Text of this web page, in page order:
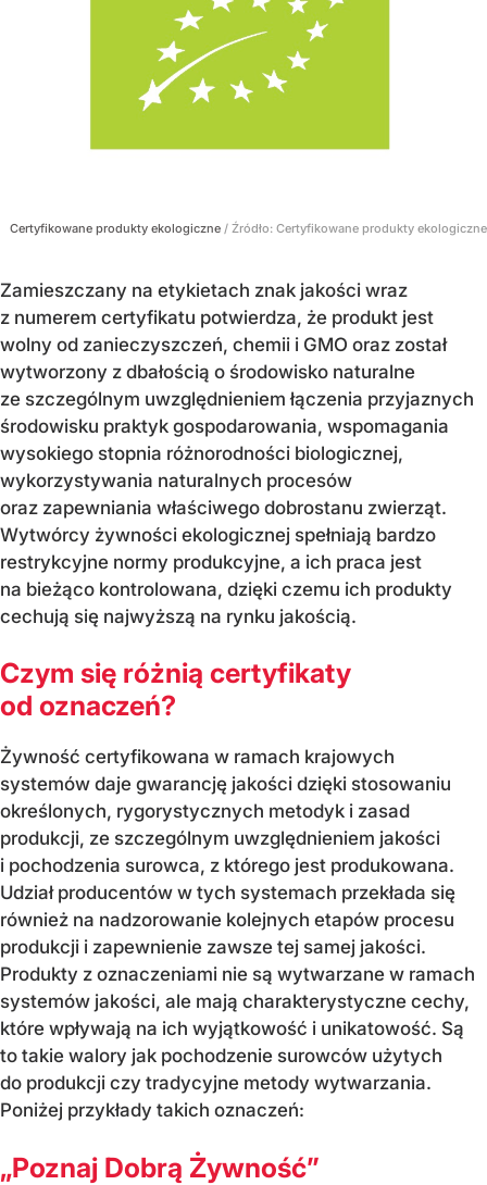
Certyfikowane produkty ekologiczne / Źródło: Certyfikowane produkty ekologiczne
Zamieszczany na etykietach znak jakości wraz
z numerem certyfikatu potwierdza, że produkt jest
wolny od zanieczyszczeń, chemii i GMO oraz został
wytworzony z dbałością o środowisko naturalne
ze szczególnym uwzględnieniem łączenia przyjaznych
środowisku praktyk gospodarowania, wspomagania
wysokiego stopnia różnorodności biologicznej,
wykorzystywania naturalnych procesów
oraz zapewniania właściwego dobrostanu zwierząt.
Wytwórcy żywności ekologicznej spełniają bardzo
restrykcyjne normy produkcyjne, a ich praca jest
na bieżąco kontrolowana, dzięki czemu ich produkty
cechują się najwyższą na rynku jakością.
Czym się różnią certyfikaty
od oznaczeń?
Żywność certyfikowana w ramach krajowych
systemów daje gwarancję jakości dzięki stosowaniu
określonych, rygorystycznych metodyk i zasad
produkcji, ze szczególnym uwzględnieniem jakości
i pochodzenia surowca, z którego jest produkowana.
Udział producentów w tych systemach przekłada się
również na nadzorowanie kolejnych etapów procesu
produkcji i zapewnienie zawsze tej samej jakości.
Produkty z oznaczeniami nie są wytwarzane w ramach
systemów jakości, ale mają charakterystyczne cechy,
które wpływają na ich wyjątkowość i unikatowość. Są
to takie walory jak pochodzenie surowców użytych
do produkcji czy tradycyjne metody wytwarzania.
Poniżej przykłady takich oznaczeń:
„Poznaj Dobrą Żywność”